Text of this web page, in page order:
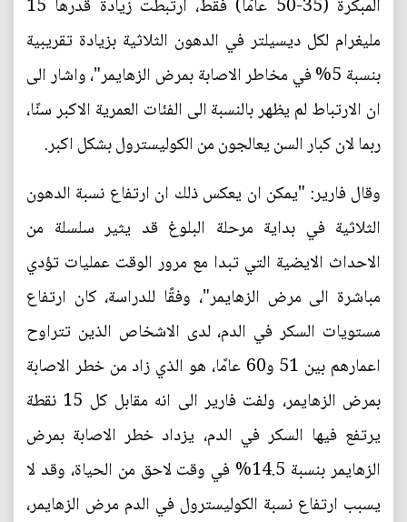
المبكرة (35-50 عامًا) فقط، ارتبطت زيادة قدرها 15
مليغرام لكل ديسيلتر في الدهون الثلاثية بزيادة تقريبية
بنسبة 5% في مخاطر الاصابة بمرض الزهايمر"، واشار الى
ان الارتباط لم يظهر بالنسبة الى الفئات العمرية الاكبر سنًا،
ربما لان كبار السن يعالجون من الكوليسترول بشكل اكبر.
وقال فارير: "يمكن ان يعكس ذلك ان ارتفاع نسبة الدهون
الثلاثية في بداية مرحلة البلوغ قد يثير سلسلة من
الاحداث الايضية التي تبدا مع مرور الوقت عمليات تؤدي
مباشرة الى مرض الزهايمر"، وفقًا للدراسة، كان ارتفاع
مستويات السكر في الدم، لدى الاشخاص الذين تتراوح
اعمارهم بين 51 و60 عامًا، هو الذي زاد من خطر الاصابة
بمرض الزهايمر، ولفت فارير الى انه مقابل كل 15 نقطة
يرتفع فيها السكر في الدم، يزداد خطر الاصابة بمرض
الزهايمر بنسبة 14.5% في وقت لاحق من الحياة، وقد لا
يسبب ارتفاع نسبة الكوليسترول في الدم مرض الزهايمر،